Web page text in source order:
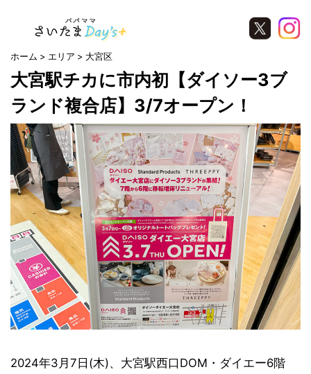
ホーム エリア 大宮区
大宮駅チカに市内初【ダイソー3ブ
ランド複合店】3/7オープン！
2024年3月7日(木)、大宮駅西口DOM・ダイエー6階